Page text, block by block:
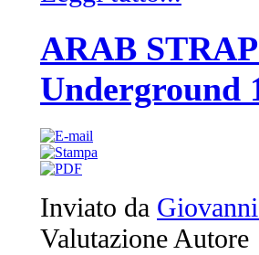
ARAB
Underground
Inviato da
Valutazione Autore